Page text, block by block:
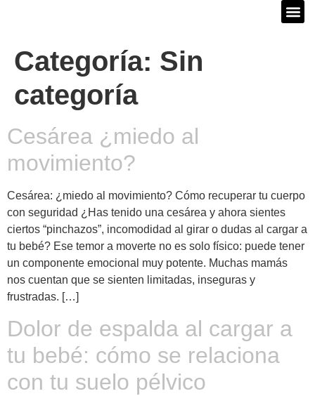
Categoría: Sin
categoría
Cesárea ¿miedo al
movimiento?
Cesárea: ¿miedo al movimiento? Cómo recuperar tu cuerpo
con seguridad ¿Has tenido una cesárea y ahora sientes
ciertos “pinchazos”, incomodidad al girar o dudas al cargar a
tu bebé? Ese temor a moverte no es solo físico: puede tener
un componente emocional muy potente. Muchas mamás
nos cuentan que se sienten limitadas, inseguras y
frustradas. […]
Dolor de espalda al cargar a
tu bebé: cómo se relaciona
con tu suelo pélvico